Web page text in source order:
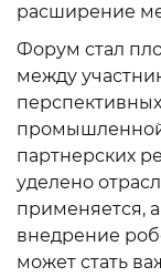
расширение
Форум стал
между
промышленной
партнерских
уделено
применяется,
внедрение
может стать